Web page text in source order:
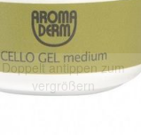
Doppelt antippen zum
vergrößern